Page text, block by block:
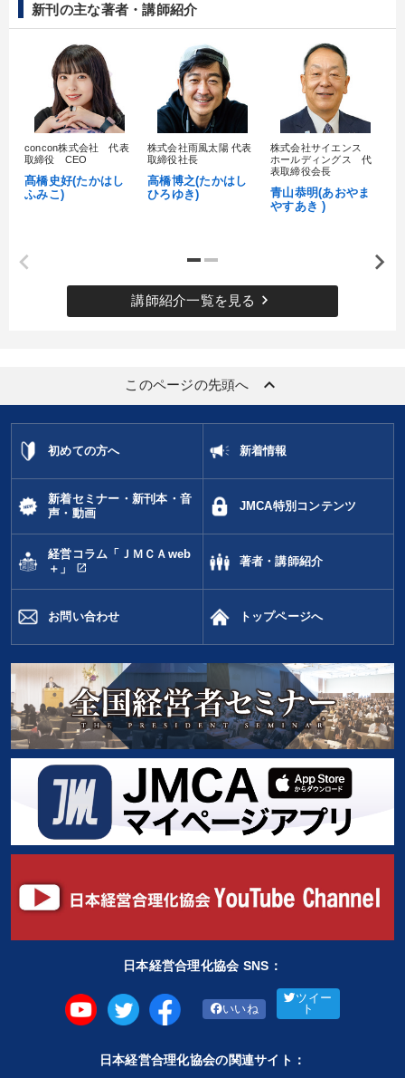
聞き手・作間信司
伝統・文化
※「更新」を押すと「カテゴリー」「目的別」「キーワード」を更新いただけます。
local_offer タグから探す refresh
すべての音声・動画（全2077タイトル）からお探しいただけます
タグ・キーワード
新技術 デジタルマーケティング
老舗企業 話し方 AI
運勢・先見 女性経営者 デザイン 上場企業
稲盛和夫
両利きの経営 株式市場 商品開発
※「更新」を押すと「タグ・キーワード」を更新いただけます。
新刊の主な著者・講師紹介
concon株式会社 代表
取締役 CEO
髙橋史好(たかはし
ふみこ)
株式会社雨風太陽 代表
取締役社長
高橋博之(たかはし
ひろゆき)
株式会社サイエンス
ホールディングス 代
表取締役会長
青山恭明(あおやま
やすあき )
講師紹介一覧を見る keyboard_arrow_right
このページの先頭へ keyboard_arrow_up
初めての方へ 新着情報
新着セミナー・新刊本・音
声・動画
JMCA特別コンテンツ
経営コラム「ＪＭＣＡweb
＋」
open_in_new
著者・講師紹介
お問い合わせ トップページへ
日本経営合理化協会 SNS：
いいね
ツイー
ト
日本経営合理化協会の関連サイト：